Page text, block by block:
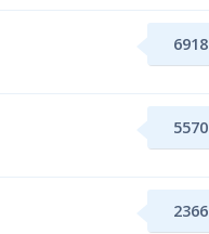
6918
5570
2366